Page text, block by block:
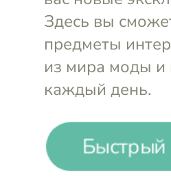
Быстрый
Joseph
бренда —